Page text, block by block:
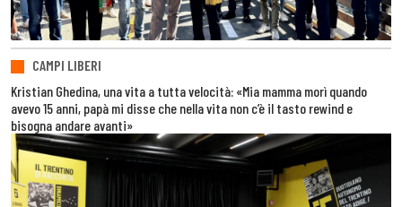
CAMPI LIBERI
Kristian Ghedina, una vita a tutta velocità: «Mia mamma morì quando
avevo 15 anni, papà mi disse che nella vita non c’è il tasto rewind e
bisogna andare avanti»